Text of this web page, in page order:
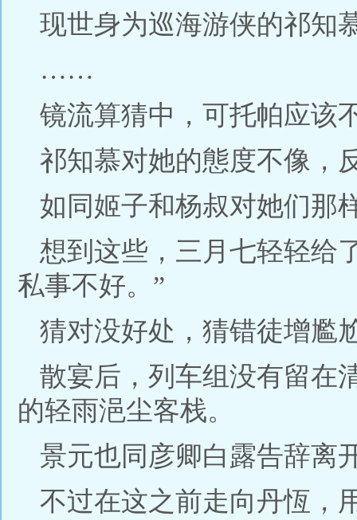
现世身为巡海游侠的祁知
……
镜流算猜中，可托帕应该
祁知慕对她的態度不像，
如同姬子和杨叔对她们那
想到这些，三月七轻轻给
私事不好。”
猜对没好处，猜错徒增尷
散宴后，列车组没有留在
的轻雨浥尘客栈。
景元也同彦卿白露告辞离
不过在这之前走向丹恆，